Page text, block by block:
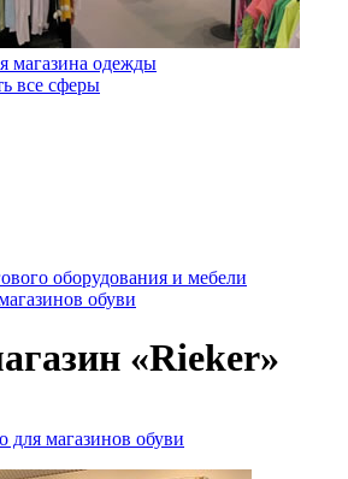
магазина одежды
все сферы
оборудования и мебели
обуви
«Rieker»
для магазинов обуви